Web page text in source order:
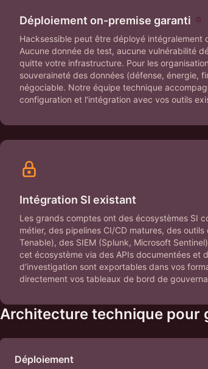
Déploiement on-premise garanti
Hacksessible peut être déployé
Aucune donnée de test, aucune vulnérabilité
quitte votre infrastructure. Pour les
souveraineté des données (défense, énergie,
négociable. Notre équipe technique
configuration et l'intégration avec vos outils
Intégration SI existant
Les grands comptes ont des écosystèmes SI
métier, des pipelines CI/CD matures, des
Tenable), des SIEM (Splunk, Microsoft
cet écosystème via des APIs documentées et
d'investigation sont exportables dans vos
directement vos tableaux de bord de
Architecture technique pour
Déploiement